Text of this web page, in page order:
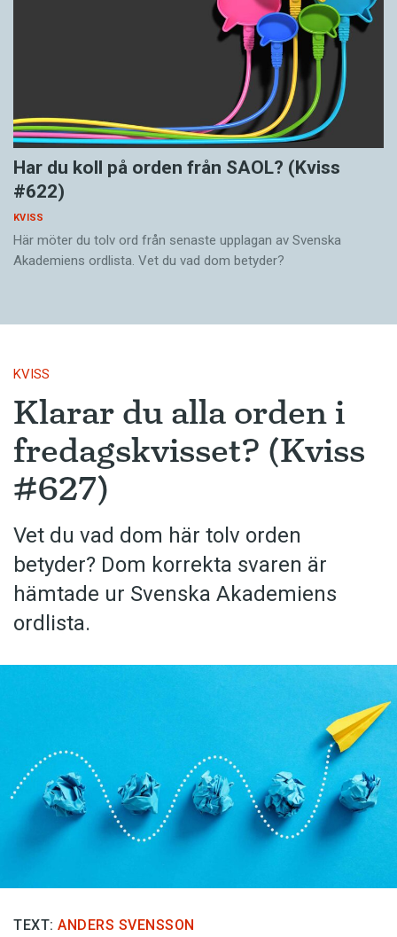
Har du koll på orden från SAOL? (Kviss
#622)
KVISS
Här möter du tolv ord från senaste upplagan av Svenska
Akademiens ordlista. Vet du vad dom betyder?
KVISS
Klarar du alla orden i
fredagskvisset? (Kviss
#627)
Vet du vad dom här tolv orden
betyder? Dom korrekta svaren är
hämtade ur Svenska Akademiens
ordlista.
TEXT: ANDERS SVENSSON